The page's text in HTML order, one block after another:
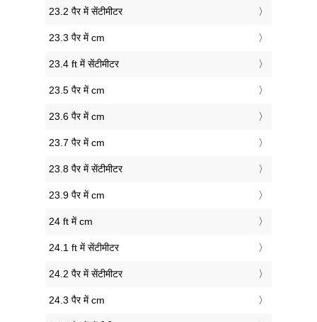
23.2 पैर में सेंटीमीटर
23.3 पैर में cm
23.4 ft में सेंटीमीटर
23.5 पैर में cm
23.6 पैर में cm
23.7 पैर में cm
23.8 पैर में सेंटीमीटर
23.9 पैर में cm
24 ft में cm
24.1 ft में सेंटीमीटर
24.2 पैर में सेंटीमीटर
24.3 पैर में cm